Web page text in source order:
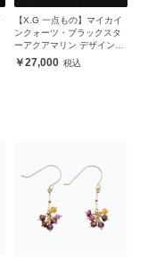
【X.G 一点もの】マイカイ
ンクォーツ・ブラックスタ
ーアクアマリン デザインス
トラップ
27,000